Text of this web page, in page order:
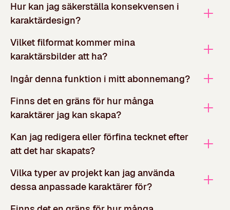
Hur kan jag säkerställa konsekvensen i
karaktärdesign?
Vilket filformat kommer mina
karaktärsbilder att ha?
Ingår denna funktion i mitt abonnemang?
Finns det en gräns för hur många
karaktärer jag kan skapa?
Kan jag redigera eller förfina tecknet efter
att det har skapats?
Vilka typer av projekt kan jag använda
dessa anpassade karaktärer för?